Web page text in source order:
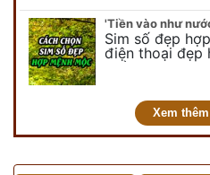
chuyên…
Sim số đẹp
điện thoại đẹp
điểm ra sao?
Xem